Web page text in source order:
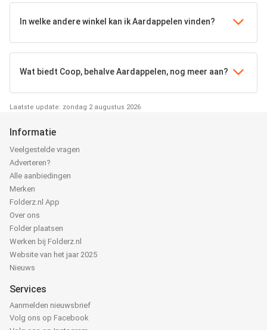
In welke andere winkel kan ik Aardappelen vinden?
Wat biedt Coop, behalve Aardappelen, nog meer aan?
Laatste update: zondag 2 augustus 2026
Informatie
Veelgestelde vragen
Adverteren?
Alle aanbiedingen
Merken
Folderz.nl App
Over ons
Folder plaatsen
Werken bij Folderz.nl
Website van het jaar 2025
Nieuws
Services
Aanmelden nieuwsbrief
Volg ons op Facebook